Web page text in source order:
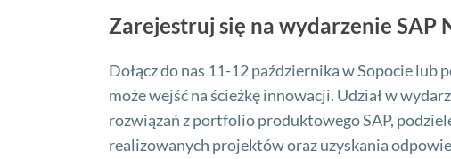
Zarejestruj się na wydarzenie SAP
Dołącz do nas 11-12 października w Sopocie
może wejść na ścieżkę innowacji. Udział w
rozwiązań z portfolio produktowego SAP,
realizowanych projektów oraz uzyskania